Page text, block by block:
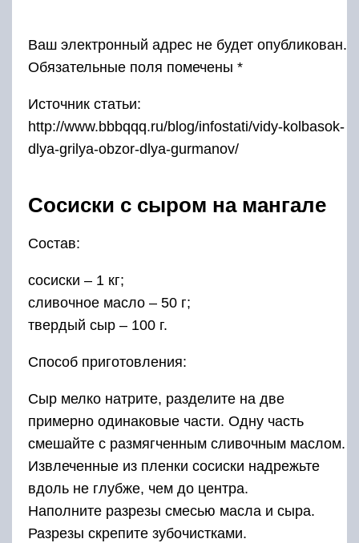
сливочное масло – 50 г;
Способ приготовления:
Сыр мелко натрите, разделите на две
смешайте с размягченным сливочным маслом.
Извлеченные из пленки сосиски надрежьте
вдоль не глубже, чем до центра.
Разрезы скрепите зубочистками.
Обваляйте сосиски в оставшемся сыре.
Выложите их на решетку для барбекю.
Жарьте сосиски, пока не расплавится и не
колбасными изделиями следует периодически
переворачивать, чтобы они обжаривались
равномерно.